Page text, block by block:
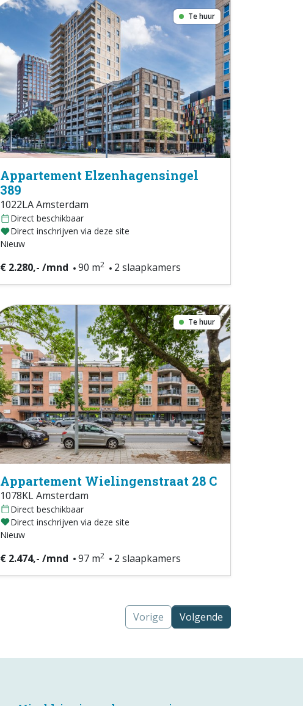
Te huur
Appartement Elzenhagensingel
389
1022LA Amsterdam
Direct beschikbaar
Direct inschrijven via deze site
Nieuw
€ 2.280,- /mnd 90 m2 2 slaapkamers
Te huur
Appartement Wielingenstraat 28 C
1078KL Amsterdam
Direct beschikbaar
Direct inschrijven via deze site
Nieuw
€ 2.474,- /mnd 97 m2 2 slaapkamers
Vorige Volgende